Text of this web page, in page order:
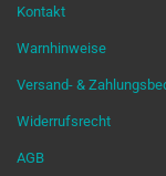
Kontakt
Warnhinweise
Versand- &
Widerrufsrecht
AGB